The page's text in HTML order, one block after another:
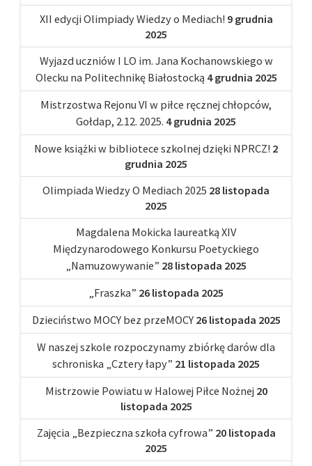
XII edycji Olimpiady Wiedzy o Mediach! 9 grudnia
2025
Wyjazd uczniów I LO im. Jana Kochanowskiego w
Olecku na Politechnikę Białostocką 4 grudnia 2025
Mistrzostwa Rejonu VI w piłce ręcznej chłopców,
Gołdap, 2.12. 2025. 4 grudnia 2025
Nowe książki w bibliotece szkolnej dzięki NPRCZ! 2
grudnia 2025
Olimpiada Wiedzy O Mediach 2025 28 listopada
2025
Magdalena Mokicka laureatką XIV
Międzynarodowego Konkursu Poetyckiego
„Namuzowywanie” 28 listopada 2025
„Fraszka” 26 listopada 2025
Dzieciństwo MOCY bez przeMOCY 26 listopada 2025
W naszej szkole rozpoczynamy zbiórkę darów dla
schroniska „Cztery łapy” 21 listopada 2025
Mistrzowie Powiatu w Halowej Piłce Nożnej 20
listopada 2025
Zajęcia „Bezpieczna szkoła cyfrowa” 20 listopada
2025